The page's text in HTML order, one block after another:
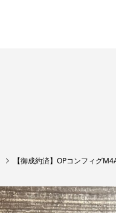
【御成約済】OPコンフィグ